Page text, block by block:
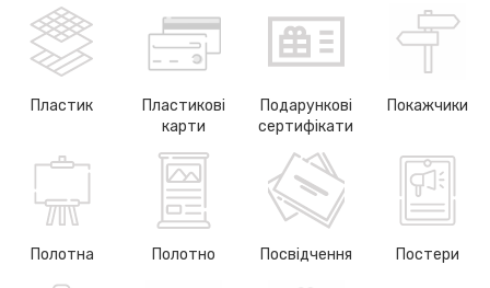
Пластик
Пластикові
карти
Подарункові
сертифікати
Покажчики
Полотна Полотно Посвідчення Постери